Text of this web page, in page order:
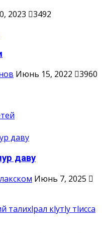
2023 3492
Июнь 15, 2022
3960
даву
Июнь 7, 2025